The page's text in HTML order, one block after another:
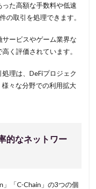
た高額な手数料や低速
の取引を処理できます。
ービスやゲーム業界な
く評価されています。
理は、DeFiプロジェク
々な分野での利用拡大
的なネットワー
」「C-Chain」の3つの個